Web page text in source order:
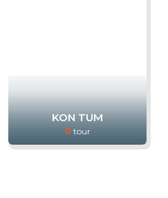
KON TUM
0 tour